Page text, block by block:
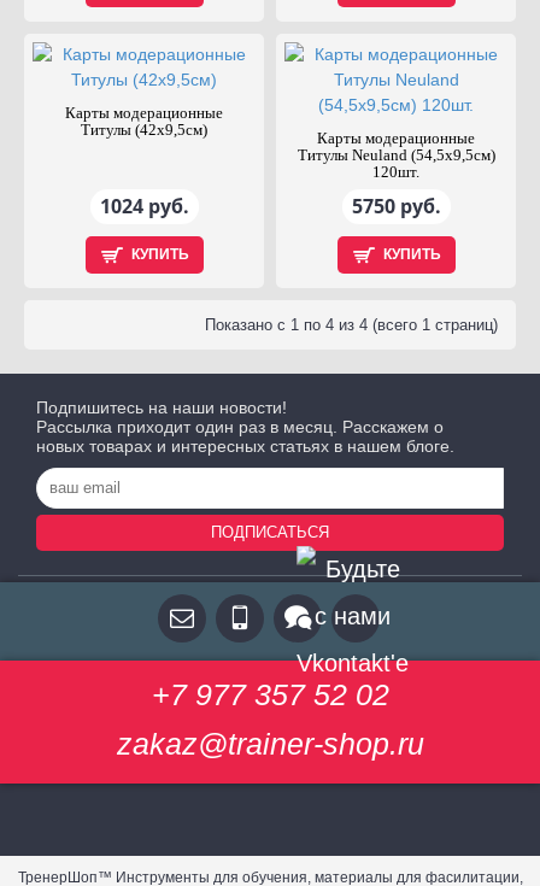
Карты модерационные
Титулы (42х9,5см)
1024 руб.
КУПИТЬ
Карты модерационные
Титулы Neuland (54,5х9,5см)
120шт.
5750 руб.
КУПИТЬ
Показано с 1 по 4 из 4 (всего 1 страниц)
Подпишитесь на наши новости!
Рассылка приходит один раз в месяц. Расскажем о
новых товарах и интересных статьях в нашем блоге.
ПОДПИСАТЬСЯ
+7 977 357 52 02
zakaz@trainer-shop.ru
ТренерШоп™ Инструменты для обучения, материалы для фасилитации,